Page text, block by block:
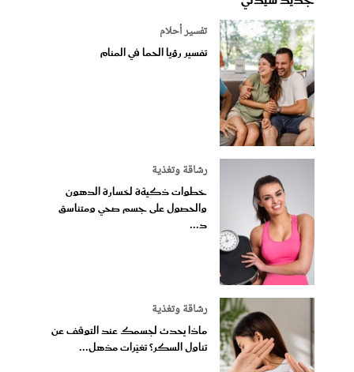
تفسير أحلام
تفسير رؤيا الحما في المنام
رشاقة وتغذية
خطوات ذكيةة لخسارة الدهون
والحصول على جسم صحي ومتناسق
د...
رشاقة وتغذية
ماذا يحدث لجسمك عند التوقف عن
تناول السكر؟ تغيّرات مذهل...